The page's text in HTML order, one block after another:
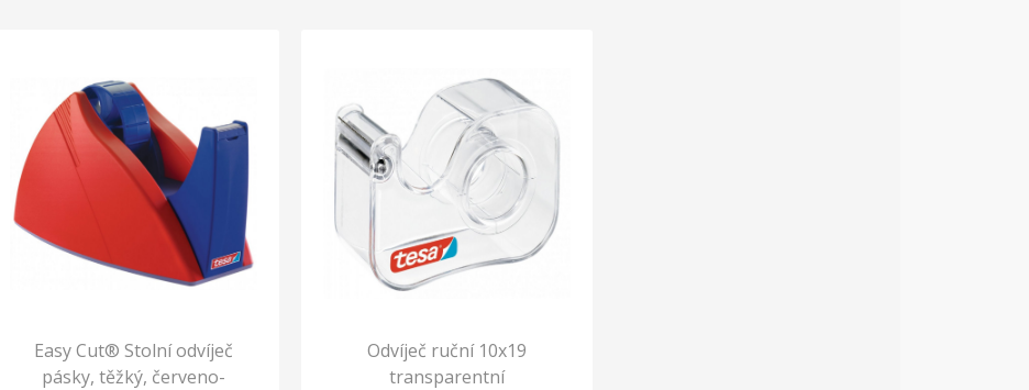
Easy Cut® Stolní odvíječ
pásky, těžký, červeno-
Odvíječ ruční 10x19
transparentní